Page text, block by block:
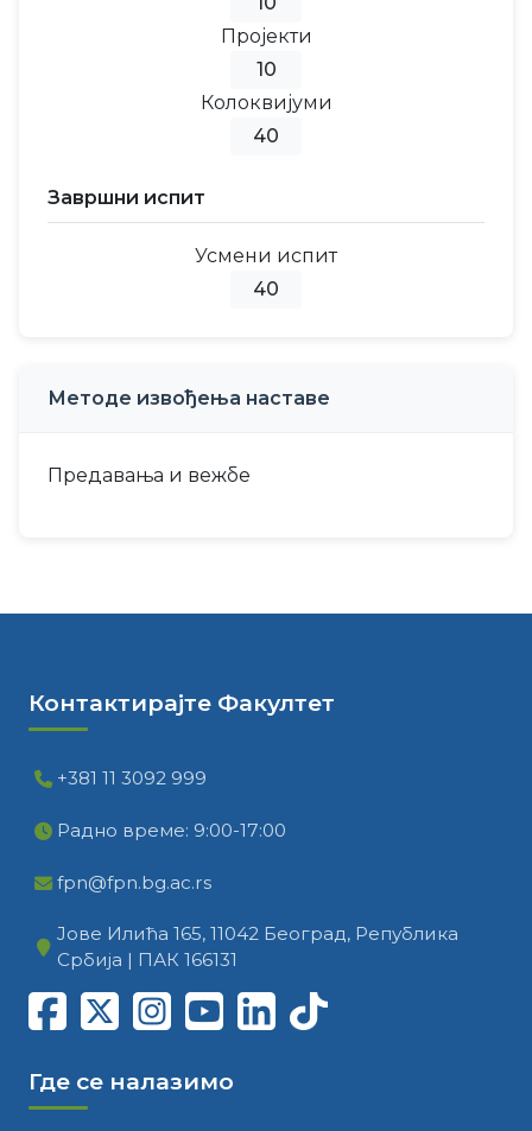
Пројекти
10
Колоквијуми
40
Завршни испит
Усмени испит
40
Методе извођења наставе
Предавања и вежбе
Контактирајте Факултет
+381 11 3092 999
Радно време: 9:00-17:00
fpn@fpn.bg.ac.rs
Јове Илића 165, 11042 Београд, Република
Србија | ПАК 166131
Где се налазимо